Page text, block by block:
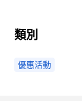
類別
優惠活動